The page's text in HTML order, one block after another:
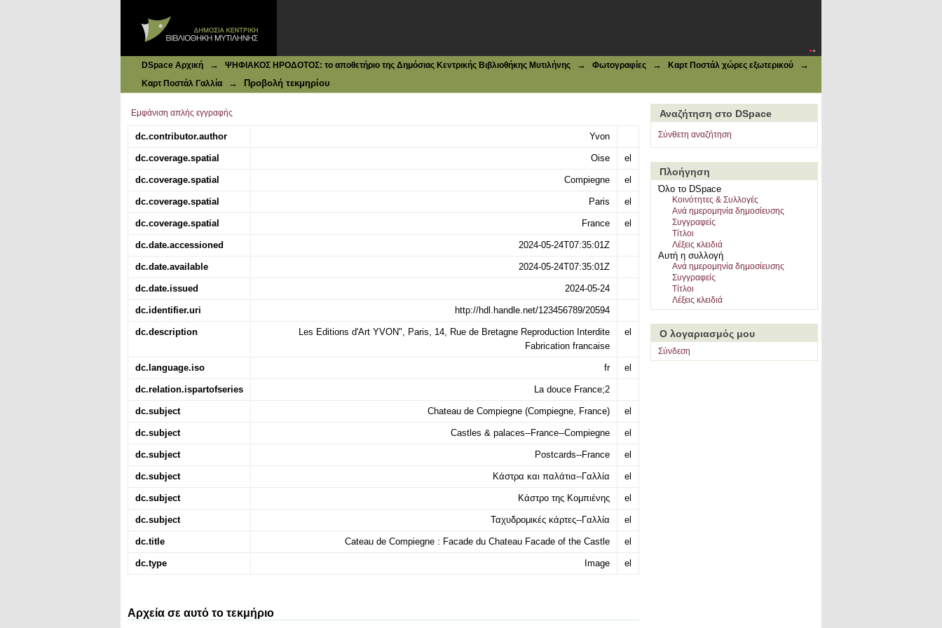
DSpace Αρχική → ΨΗΦΙΑΚΟΣ ΗΡΟΔΟΤΟΣ: το αποθετήριο της Δημόσιας Κεντρικής Βιβλιοθήκης Μυτιλήνης → Φωτογραφίες → Καρτ Ποστάλ χώρες εξωτερικού →
Καρτ Ποστάλ Γαλλία → Προβολή τεκμηρίου
Εμφάνιση απλής εγγραφής
dc.contributor.author Yvon
dc.coverage.spatial Oise el
dc.coverage.spatial Compiegne el
dc.coverage.spatial Paris el
dc.coverage.spatial France el
dc.date.accessioned 2024-05-24T07:35:01Z
dc.date.available 2024-05-24T07:35:01Z
dc.date.issued 2024-05-24
dc.identifier.uri http://hdl.handle.net/123456789/20594
dc.description
Les Editions d'Art YVON", Paris, 14, Rue de Bretagne Reproduction Interdite
Fabrication francaise
el
dc.language.iso fr el
dc.relation.ispartofseries La douce France;2
dc.subject Chateau de Compiegne (Compiegne, France) el
dc.subject Castles & palaces--France--Compiegne el
dc.subject Postcards--France el
dc.subject Κάστρα και παλάτια--Γαλλία el
dc.subject Κάστρο της Κομπιένης el
dc.subject Ταχυδρομικές κάρτες--Γαλλία el
dc.title Cateau de Compiegne : Facade du Chateau Facade of the Castle el
dc.type Image el
Αρχεία σε αυτό το τεκμήριο
Αναζήτηση στο DSpace
Σύνθετη αναζήτηση
Πλοήγηση
Όλο το DSpace
Κοινότητες & Συλλογές
Ανά ημερομηνία δημοσίευσης
Συγγραφείς
Τίτλοι
Λέξεις κλειδιά
Αυτή η συλλογή
Ανά ημερομηνία δημοσίευσης
Συγγραφείς
Τίτλοι
Λέξεις κλειδιά
Ο λογαριασμός μου
Σύνδεση